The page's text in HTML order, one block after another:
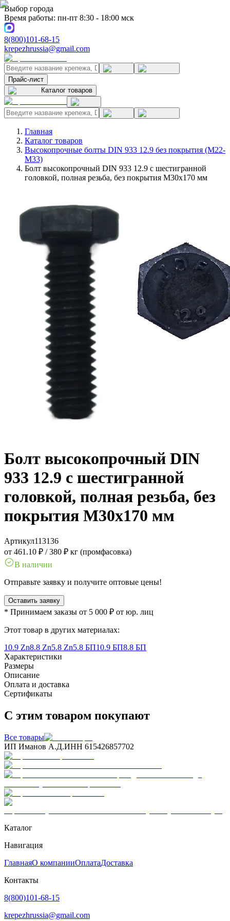
Выбор города
Время работы: пн-пт 8:30 - 18:00 мск
8(800)101-68-15
krepezhrussia@gmail.com
Прайс-лист
Каталог товаров
Главная
Каталог товаров
Высокопрочные болты DIN 933 12.9 без покрытия (M22-
M33)
Болт высокопрочный DIN 933 12.9 с шестигранной
головкой, полная резьба, без покрытия M30x170 мм
Болт высокопрочный DIN
933 12.9 с шестигранной
головкой, полная резьба, без
покрытия M30x170 мм
Артикул113136
от 461.10 ₽ /380 ₽ кг (промфасовка)
В наличии
Отправьте заявку и получите оптовые цены!
Оставить заявку
* Принимаем заказы от 5 000 ₽ от юр. лиц
Этот товар в других материалах:
10.9 Zn8.8 Zn5.8 Zn5.8 БП10.9 БП8.8 БП
Характеристики
Размеры
Описание
Оплата и доставка
Сертификаты
С этим товаром покупают
Все товары
ИП Иманов А.Д.ИНН 615426857702
Каталог
Навигация
ГлавнаяО компанииОплатаДоставка
Контакты
8(800)101-68-15
krepezhrussia@gmail.com